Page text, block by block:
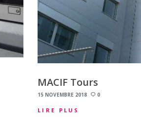
MACIF Tours
15 NOVEMBRE 2018 0
LIRE PLUS